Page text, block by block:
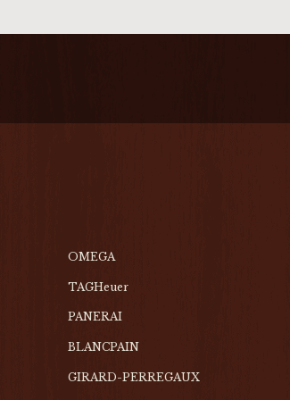
OMEGA
TAGHeuer
PANERAI
BLANCPAIN
GIRARD-PERREGAUX